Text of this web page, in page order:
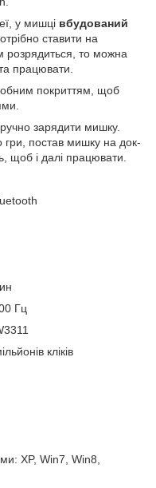
у мишці вбудований
ставити на
розрядиться, то можна
працювати.
покриттям, щоб
зарядити мишку.
гри, постав мишку на док-
щоб і далі працювати.
Гц
кліків
XP, Win7, Win8,